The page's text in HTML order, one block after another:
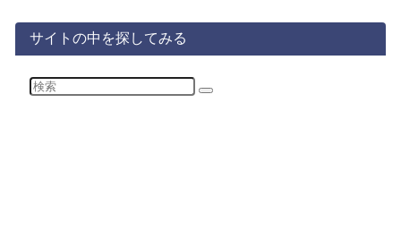
サイトの中を探してみる